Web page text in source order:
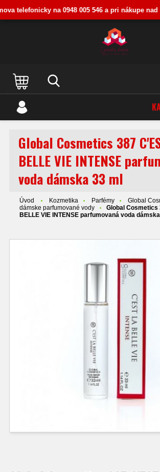
Global Cosmetics 387
BELLE VIE INTENSE
voda dámska 33 ml
Úvod Kozmetika Parfémy Global
dámske parfumované vody
Global Cosmetics
BELLE VIE INTENSE parfumovaná voda dámska
telefonicky na 0948 005 546 a pri nákupe